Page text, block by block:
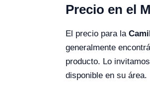
Precio en el
El precio para la
generalmente
producto. Lo
disponible en su área.